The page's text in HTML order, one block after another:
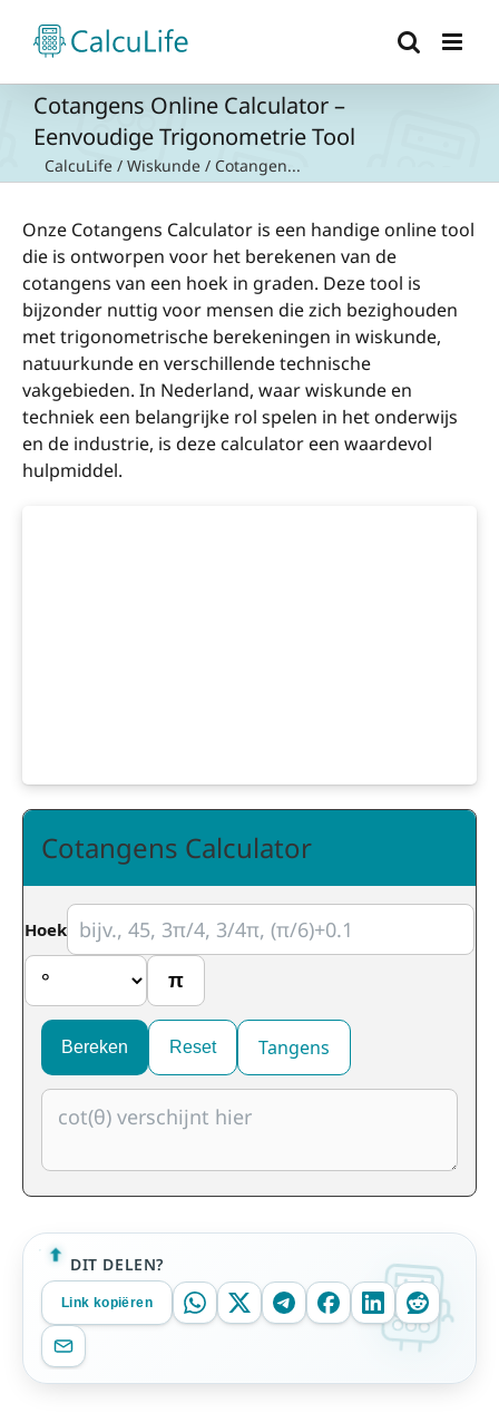
naar
inhoud
Cotangens Online Calculator –
Eenvoudige Trigonometrie Tool
CalcuLife / Wiskunde / Cotangen...
Onze Cotangens Calculator is een handige online tool
die is ontworpen voor het berekenen van de
cotangens van een hoek in graden. Deze tool is
bijzonder nuttig voor mensen die zich bezighouden
met trigonometrische berekeningen in wiskunde,
natuurkunde en verschillende technische
vakgebieden. In Nederland, waar wiskunde en
techniek een belangrijke rol spelen in het onderwijs
en de industrie, is deze calculator een waardevol
hulpmiddel.
Cotangens Calculator
Hoek
π
Bereken Reset Tangens
DIT DELEN?
Link kopiëren